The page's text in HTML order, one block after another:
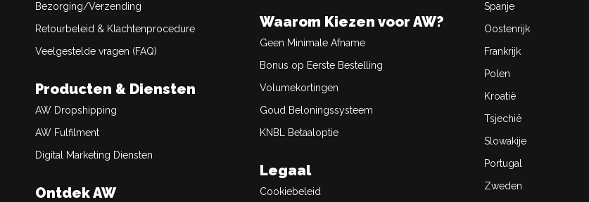
Bezorging/Verzending
Retourbeleid & Klachtenprocedure
Veelgestelde vragen (FAQ)
Producten & Diensten
AW Dropshipping
AW Fulfilment
Digital Marketing Diensten
Ontdek AW
Waarom Kiezen voor AW?
Geen Minimale Afname
Bonus op Eerste Bestelling
Volumekortingen
Goud Beloningssysteem
KNBL Betaaloptie
Legaal
Cookiebeleid
Spanje
Oostenrijk
Frankrijk
Polen
Kroatië
Tsjechië
Slowakije
Portugal
Zweden